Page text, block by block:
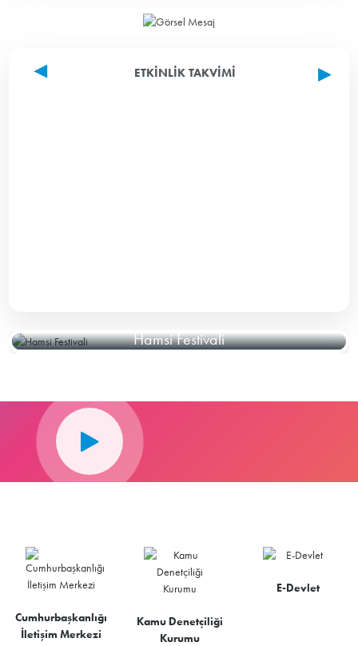
ETKINLIK TAKVIMI
Hamsi Festivali
Cumhurbaşkanlığı
İletişim Merkezi
Kamu Denetçiliği
Kurumu
E-Devlet